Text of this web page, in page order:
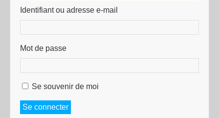
Identifiant ou adresse e-mail
Mot de passe
Se souvenir de moi
Se connecter